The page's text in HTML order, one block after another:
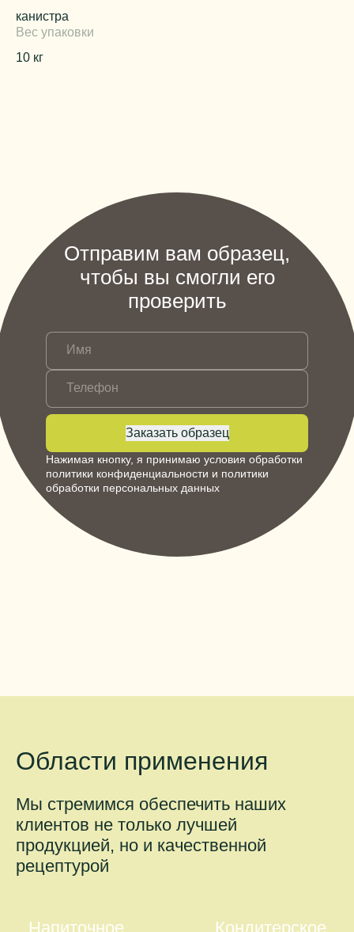
канистра
Вес упаковки
10 кг
Отправим вам образец,
чтобы вы смогли его
проверить
Имя
Телефон
Заказать образец
Нажимая кнопку, я принимаю условия обработки
политики конфиденциальности и политики
обработки персональных данных
Области применения
Мы стремимся обеспечить наших
клиентов не только лучшей
продукцией, но и качественной
рецептурой
Напиточное Кондитерское